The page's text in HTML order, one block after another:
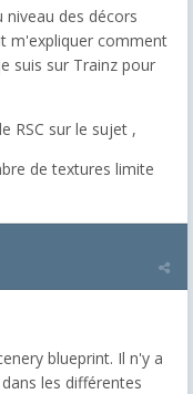
des décors
m'expliquer comment
suis sur Trainz pour
RSC sur le sujet ,
de textures limite
blueprint. Il n'y a
les différentes